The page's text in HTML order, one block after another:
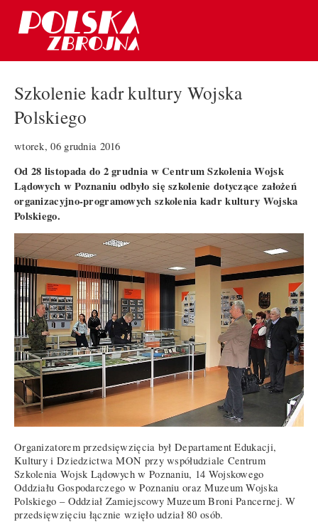
Szkolenie kadr kultury Wojska
Polskiego
wtorek, 06 grudnia 2016
Od 28 listopada do 2 grudnia w Centrum Szkolenia Wojsk
Lądowych w Poznaniu odbyło się szkolenie dotyczące założeń
organizacyjno-programowych szkolenia kadr kultury Wojska
Polskiego.
Organizatorem przedsięwzięcia był Departament Edukacji,
Kultury i Dziedzictwa MON przy współudziale Centrum
Szkolenia Wojsk Lądowych w Poznaniu, 14 Wojskowego
Oddziału Gospodarczego w Poznaniu oraz Muzeum Wojska
Polskiego – Oddział Zamiejscowy Muzeum Broni Pancernej. W
przedsięwzięciu łącznie wzięło udział 80 osób.